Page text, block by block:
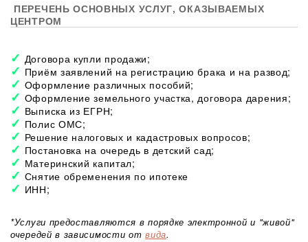
ПЕРЕЧЕНЬ ОСНОВНЫХ УСЛУГ, ОКАЗЫВАЕМЫХ
ЦЕНТРОМ
Договора купли продажи;
Приём заявлений на регистрацию брака и на развод;
Оформление различных пособий;
Оформление земельного участка, договора дарения;
Выписка из ЕГРН;
Полис ОМС;
Решение налоговых и кадастровых вопросов;
Постановка на очередь в детский сад;
Материнский капитал;
Снятие обременения по ипотеке
ИНН;
*Услуги предоставляются в порядке электронной и "живой"
очередей в зависимости отвида.